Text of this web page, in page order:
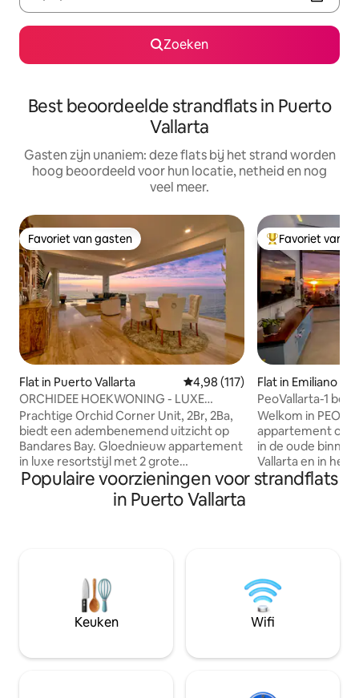
Zoeken
Best beoordeelde strandflats in Puerto
Vallarta
Gasten zijn unaniem: deze flats bij het strand worden
hoog beoordeeld voor hun locatie, netheid en nog
veel meer.
Favoriet van gasten
Favoriet van gasten
Flat in Puerto Vallarta Gemiddelde beoordeling van
4,98 (117)
ORCHIDEE HOEKWONING - LUXE
STRAND
Prachtige Orchid Corner Unit, 2Br, 2Ba,
biedt een adembenemend uitzicht op
Bandares Bay. Gloednieuw appartement
in luxe resortstijl met 2 grote
zwembaden, een fitnessruimte, een
restaurant op het dak en een bar,
schoonmaak en 24-uursbeveiliging.
het strand van Los Muertos.
Gepersonaliseerde conciërge , ophalen
op de luchthaven, boodschappen doen,
activiteiten, in condo massage en
Topfavoriet van
Favoriet van
Flat in Emiliano
PeoVallarta-1
SailView 3.11
Welkom in PEO
appartement op
in de oude
Vallarta en in het
Romantica, op
Banderas Bay en de
Vallarta biedt
met een enorm, ruim dak met een
verwarmd
Populaire voorzieningen voor strandflats
in Puerto Vallarta
Keuken Wifi